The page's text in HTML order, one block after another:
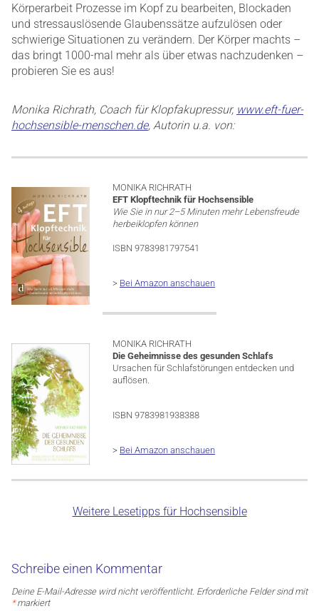
Körperarbeit Prozesse im Kopf zu bearbeiten, Blockaden
und stressauslösende Glaubenssätze aufzulösen oder
schwierige Situationen zu verändern. Der Körper machts –
das bringt 1000-mal mehr als über etwas nachzudenken –
probieren Sie es aus!
Monika Richrath, Coach für Klopfakupressur, www.eft-fuer-
hochsensible-menschen.de, Autorin u.a. von:
MONIKA RICHRATH
EFT Klopftechnik für Hochsensible
Wie Sie in nur 2–5 Minuten mehr Lebensfreude
herbeiklopfen können
ISBN 9783981797541
> Bei Amazon anschauen
MONIKA RICHRATH
Die Geheimnisse des gesunden Schlafs
Ursachen für Schlafstörungen entdecken und
auflösen.
ISBN 9783981938388
> Bei Amazon anschauen
Weitere Lesetipps für Hochsensible
Schreibe einen Kommentar
Deine E-Mail-Adresse wird nicht veröffentlicht. Erforderliche Felder sind mit
*markiert